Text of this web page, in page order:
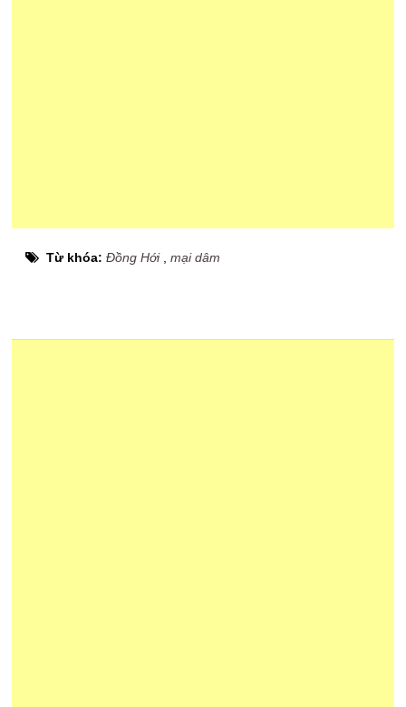
Từ khóa:Đồng Hới,mại dâm